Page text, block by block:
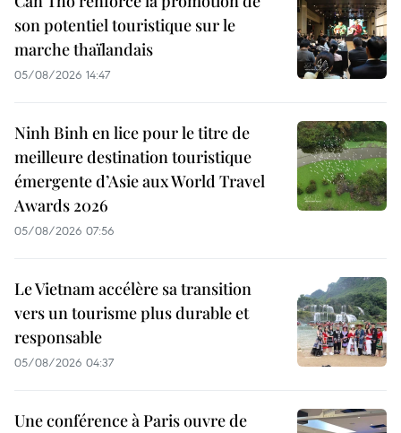
son potentiel touristique sur le
marche thaïlandais
05/08/2026 14:47
Ninh Binh en lice pour le titre de
meilleure destination touristique
émergente d’Asie aux World Travel
Awards 2026
05/08/2026 07:56
Le Vietnam accélère sa transition
vers un tourisme plus durable et
responsable
05/08/2026 04:37
Une conférence à Paris ouvre de